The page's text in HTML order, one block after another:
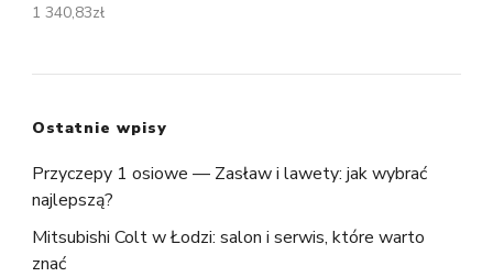
1 340,83zł
Ostatnie wpisy
Przyczepy 1 osiowe — Zasław i lawety: jak wybrać
najlepszą?
Mitsubishi Colt w Łodzi: salon i serwis, które warto
znać